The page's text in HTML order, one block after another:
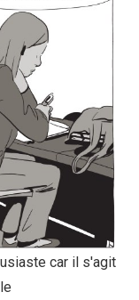
car il s'agit